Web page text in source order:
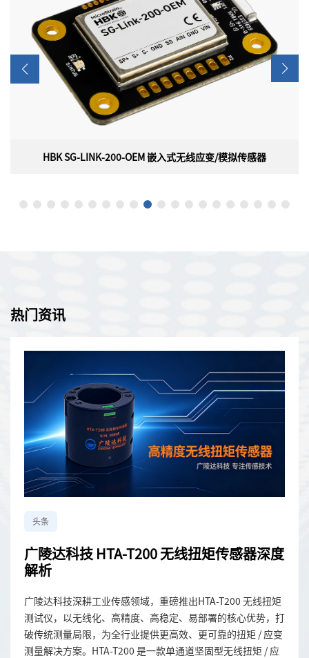
HBK SG-LINK-200-OEM 嵌入式无线应变/模拟传感器
热门资讯
头条
广陵达科技 HTA-T200 无线扭矩传感器深度
解析
广陵达科技深耕工业传感领域，重磅推出HTA-T200 无线扭矩
测试仪，以无线化、高精度、高稳定、易部署的核心优势，打
破传统测量局限，为全行业提供更高效、更可靠的扭矩 / 应变
测量解决方案。HTA-T200 是一款单通道坚固型无线扭矩 / 应